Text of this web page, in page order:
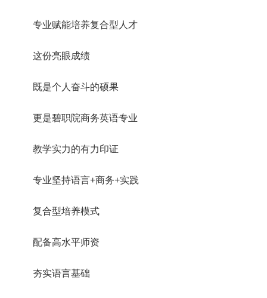
专业赋能培养复合型人才
这份亮眼成绩
既是个人奋斗的硕果
更是碧职院商务英语专业
教学实力的有力印证
专业坚持语言+商务+实践
复合型培养模式
配备高水平师资
夯实语言基础